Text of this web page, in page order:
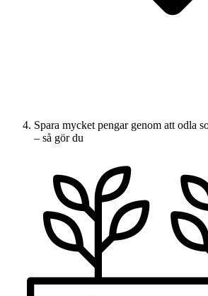
Spara mycket pengar genom att odla
– så gör du